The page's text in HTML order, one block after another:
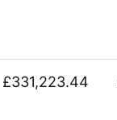
£331,223.44